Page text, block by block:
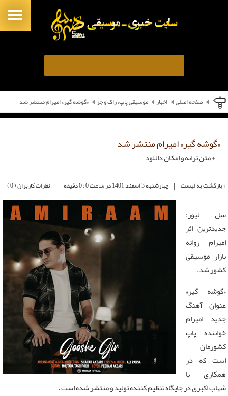
صفحه اصلی اخبار موسیقی پاپ، راک و جز «گوشه گیر» امیرام منتشر شد
+ متن ترانه و امکان دانلود
«گوشه گیر» امیرام منتشر شد
« بازگشت به لیست | چهارشنبه 3 اسفند 1401 در ساعت 0 : 0 دقیقه | نظرات کاربران ( 0 )
سل نیوز:
جدیدترین اثر
امیرام روانه
بازار موسیقی
کشور شد.
«گوشه گیر»
عنوان آهنگ
جدید امیرام
خواننده پاپ
کشورمان
است که در
همکاری با
شهاب اکبری در جایگاه تنظیم کننده تولید و منتشر شده است .